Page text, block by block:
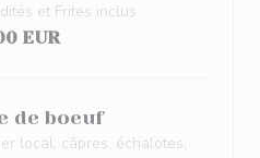
et Frites inclus
EUR
de boeuf
local, câpres, échalotes,